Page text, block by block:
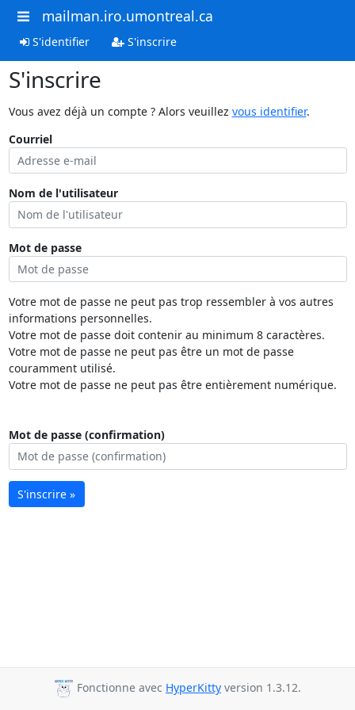
mailman.iro.umontreal.ca
S'identifier S'inscrire
S'inscrire
Vous avez déjà un compte ? Alors veuillez vous identifier.
Courriel
Nom de l'utilisateur
Mot de passe
Votre mot de passe ne peut pas trop ressembler à vos autres
informations personnelles.
Votre mot de passe doit contenir au minimum 8 caractères.
Votre mot de passe ne peut pas être un mot de passe
couramment utilisé.
Votre mot de passe ne peut pas être entièrement numérique.
Mot de passe (confirmation)
S'inscrire »
Fonctionne avec HyperKitty version 1.3.12.